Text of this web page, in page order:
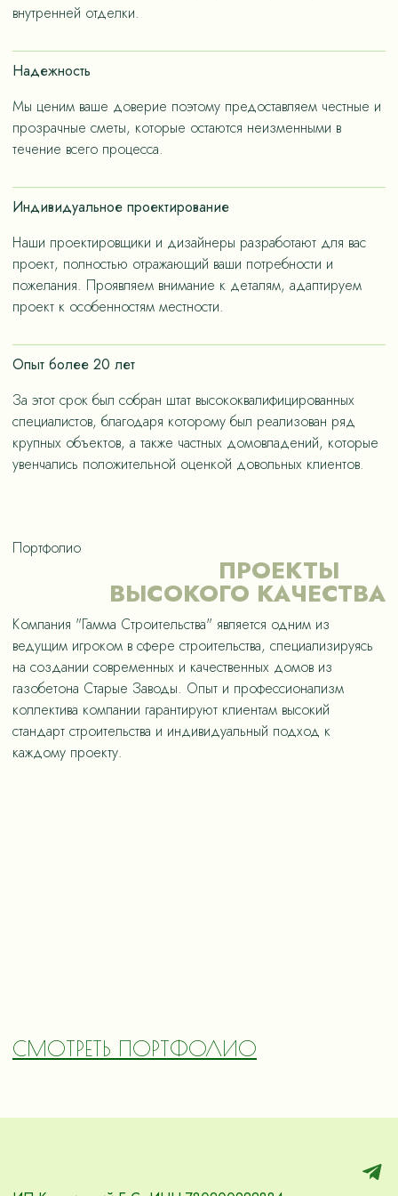
членов семьи.
– не только эстетичные, но и долговечные, как за
счет дизайнерских решений, ориентированных на
«медленную моду».
внутренней отделки.
Надежность
Мы ценим ваше доверие поэтому предоставляем честные и
прозрачные сметы, которые остаются неизменными в
течение всего процесса.
Индивидуальное проектирование
Наши проектировщики и дизайнеры разработают для вас
проект, полностью отражающий ваши потребности и
пожелания. Проявляем внимание к деталям, адаптируем
проект к особенностям местности.
Опыт более 20 лет
За этот срок был собран штат высококвалифицированных
специалистов, благодаря которому был реализован ряд
крупных объектов, а также частных домовладений, которые
увенчались положительной оценкой довольных клиентов.
Портфолио
ПРОЕКТЫ
ВЫСОКОГО КАЧЕСТВА
Компания "Гамма Строительства" является одним из
ведущим игроком в сфере строительства, специализируясь
на создании современных и качественных домов из
газобетона Старые Заводы. Опыт и профессионализм
коллектива компании гарантируют клиентам высокий
стандарт строительства и индивидуальный подход к
каждому проекту.
СМОТРЕТЬ ПОРТФОЛИО